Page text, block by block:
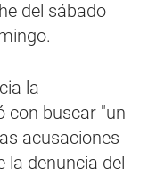
del sábado
la
con buscar "un
acusaciones
la denuncia del